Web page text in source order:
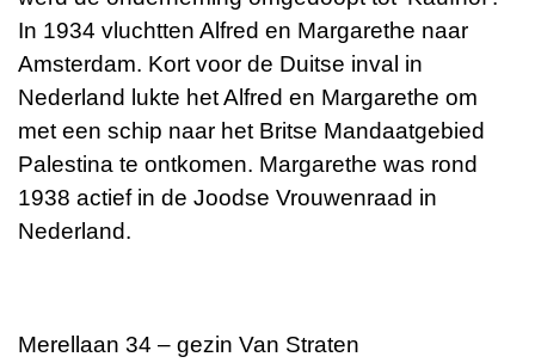
In 1934 vluchtten Alfred en Margarethe naar
Amsterdam. Kort voor de Duitse inval in
Nederland lukte het Alfred en Margarethe om
met een schip naar het Britse Mandaatgebied
Palestina te ontkomen. Margarethe was rond
1938 actief in de Joodse Vrouwenraad in
Nederland.
Merellaan 34 – gezin Van Straten